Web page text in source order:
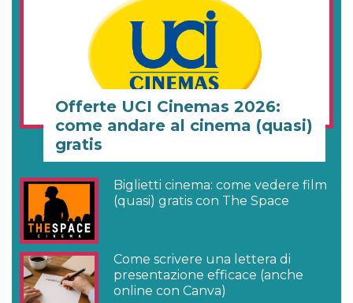
Offerte UCI Cinemas 2026:
come andare al cinema (quasi)
gratis
Biglietti cinema: come vedere film
(quasi) gratis con The Space
Come scrivere una lettera di
presentazione efficace (anche
online con Canva)